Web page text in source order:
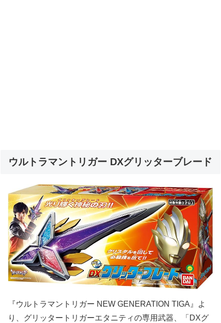
ウルトラマントリガー DXグリッターブレード
『ウルトラマントリガー NEW GENERATION TIGA』よ
り、グリッタートリガーエタニティの専用武器、「DXグ